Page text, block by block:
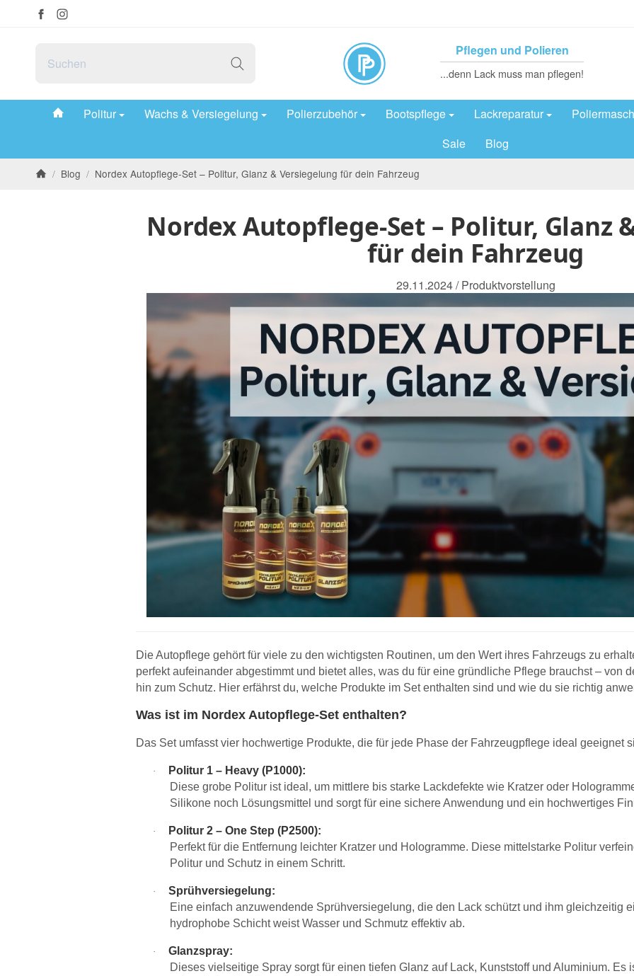
Pflegen und Polieren
...denn Lack muss man pflegen!
#custom.linkHome#
Politur Wachs & Versiegelung Polierzubehör Bootspflege Lackreparatur
Sale
Blog
Startseite
/ Blog / Nordex Autopflege-Set – Politur, Glanz & Versiegelung für dein Fahrzeug
Nordex Autopflege-Set – Politur, Glanz
für dein Fahrzeug
29.11.2024/Produktvorstellung
Die Autopflege gehört für viele zu den wichtigsten Routinen, um den Wert ihres Fahrzeugs zu
perfekt aufeinander abgestimmt und bietet alles, was du für eine gründliche Pflege brauchst – von
hin zum Schutz. Hier erfährst du, welche Produkte im Set enthalten sind und wie du sie richtig
Was ist im Nordex Autopflege-Set enthalten?
Das Set umfasst vier hochwertige Produkte, die für jede Phase der Fahrzeugpflege ideal geeignet
·
Politur 1 – Heavy (P1000):
Diese grobe Politur ist ideal, um mittlere bis starke Lackdefekte wie Kratzer oder
Silikone noch Lösungsmittel und sorgt für eine sichere Anwendung und ein hochwertiges
·
Politur 2 – One Step (P2500):
Perfekt für die Entfernung leichter Kratzer und Hologramme. Diese mittelstarke Politur
Politur und Schutz in einem Schritt.
·
Sprühversiegelung:
Eine einfach anzuwendende Sprühversiegelung, die den Lack schützt und ihm gleichzeitig
hydrophobe Schicht weist Wasser und Schmutz effektiv ab.
·
Glanzspray:
Dieses vielseitige Spray sorgt für einen tiefen Glanz auf Lack, Kunststoff und Aluminium. Es